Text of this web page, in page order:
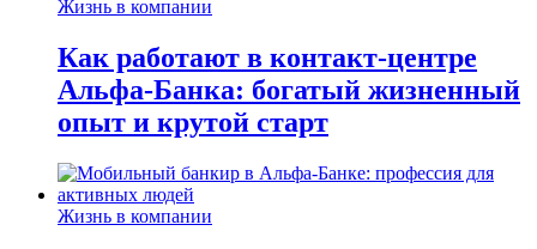
Жизнь в компании
Как работают в контакт-центре
Альфа-Банка: богатый жизненный
опыт и крутой старт
Жизнь в компании